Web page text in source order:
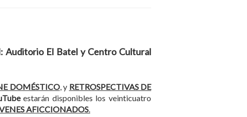
Auditorio El Batel y Centro Cultural
DOMÉSTICO, y RETROSPECTIVAS DE
estarán disponibles los veinticuatro
AFICCIONADOS